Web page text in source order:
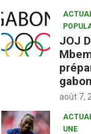
JOJ
août 7,
UNE